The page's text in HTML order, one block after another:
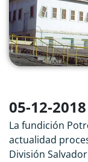
05-12-2018
La fundición
actualidad
División Salvador